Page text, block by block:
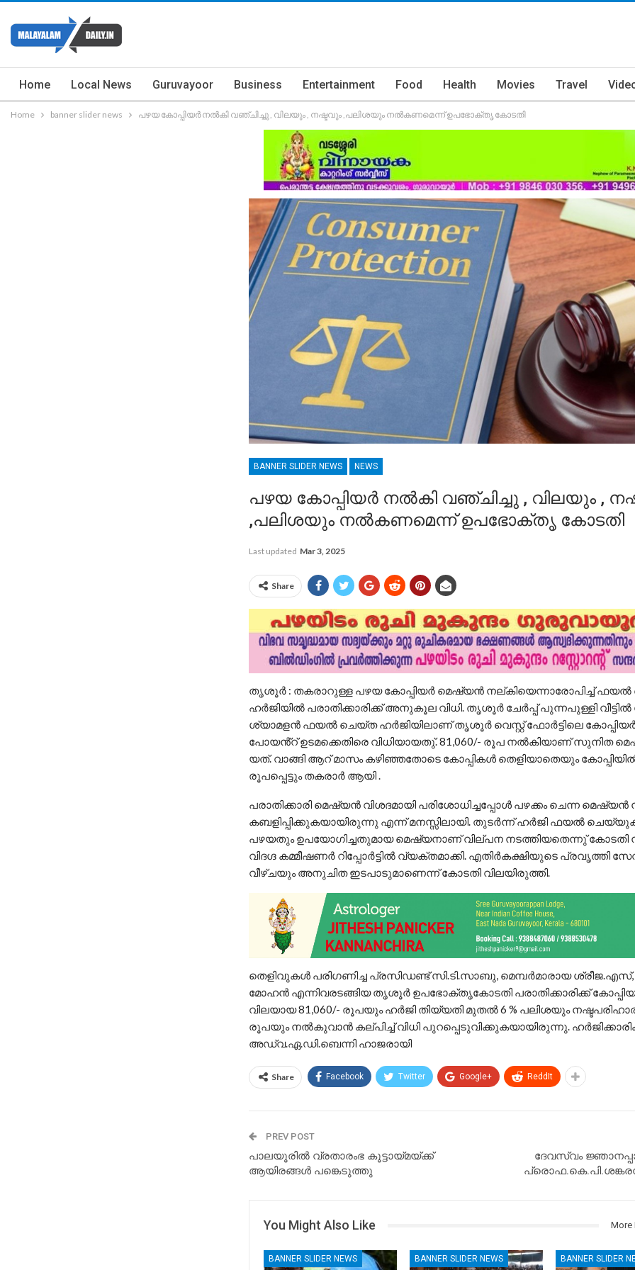
Home Local News Guruvayoor Business Entertainment Food Health Movies Travel
Home banner slider news പഴയ കോപ്പിയർ നൽകി വഞ്ചിച്ചു , വിലയും , നഷ്ടവും ,പലിശയും നൽകണമെന്ന് ഉപഭോക്തൃ കോടതി
BANNER SLIDER NEWS NEWS
പഴയ കോപ്പിയർ നൽകി വഞ്ചിച്ചു , വിലയും ,
,പലിശയും നൽകണമെന്ന് ഉപഭോക്തൃ കോടതി
Last updated Mar 3, 2025
Share
തൃശൂർ : തകരാറുള്ള പഴയ കോപ്പിയർ മെഷ്യൻ നല്കിയെന്നാരോപിച്ച്
ഹർജിയിൽ പരാതിക്കാരിക്ക് അനുകൂല വിധി. തൃശൂർ ചേർപ്പ് പുന്നപുള്ളി
ശ്യാമളൻ ഫയൽ ചെയ്ത ഹർജിയിലാണ് തൃശൂർ വെസ്റ്റ് ഫോർട്ടിലെ
പോയൻ്റ് ഉടമക്കെതിരെ വിധിയായതു്. 81,060/- രൂപ നൽകിയാണ് സുനിത
യത്. വാങ്ങി ആറ് മാസം കഴിഞ്ഞതോടെ കോപ്പികൾ തെളിയാതെയും
രൂപപ്പെട്ടും തകരാർ ആയി .
പരാതിക്കാരി മെഷ്യൻ വിശദമായി പരിശോധിച്ചപ്പോൾ പഴക്കം ചെന്ന മെഷ്യൻ
കബളിപ്പിക്കുകയായിരുന്നു എന്ന് മനസ്സിലായി. തുടർന്ന് ഹർജി ഫയൽ
പഴയതും ഉപയോഗിച്ചതുമായ മെഷ്യനാണ് വില്പന നടത്തിയതെന്നു് കോടതി
വിദഗ്ദ കമ്മീഷണർ റിപ്പോർട്ടിൽ വ്യക്തമാക്കി. എതിർകക്ഷിയുടെ പ്രവൃത്തി
വീഴ്ചയും അനുചിത ഇടപാടുമാണെന്ന് കോടതി വിലയിരുത്തി.
തെളിവുകൾ പരിഗണിച്ച പ്രസിഡണ്ട് സി.ടി.സാബു, മെമ്പർമാരായ
മോഹൻ എന്നിവരടങ്ങിയ തൃശൂർ ഉപഭോക്തൃകോടതി പരാതിക്കാരിക്ക്
വിലയായ 81,060/- രൂപയും ഹർജി തിയ്യതി മുതൽ 6 % പലിശയും
രൂപയും നൽകുവാൻ കല്പിച്ച് വിധി പുറപ്പെടുവിക്കുകയായിരുന്നു.
അഡ്വ.ഏ.ഡി.ബെന്നി ഹാജരായി
Share Facebook Twitter Google+ ReddIt
PREV POST
പാലയൂരിൽ വ്രതാരംഭ കൂട്ടായ്മയ്ക്ക്
ആയിരങ്ങൾ പങ്കെടുത്തു
ദേവസ്വം
You Might Also Like More
BANNER SLIDER NEWS BANNER SLIDER NEWS BANNER SLIDER